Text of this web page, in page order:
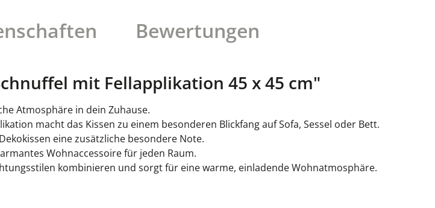
Bewertungen
mit Fellapplikation 45 x 45 cm"
Atmosphäre in dein Zuhause.
macht das Kissen zu einem besonderen Blickfang auf Sofa, Sessel oder Bett.
eine zusätzliche besondere Note.
Wohnaccessoire für jeden Raum.
kombinieren und sorgt für eine warme, einladende Wohnatmosphäre.